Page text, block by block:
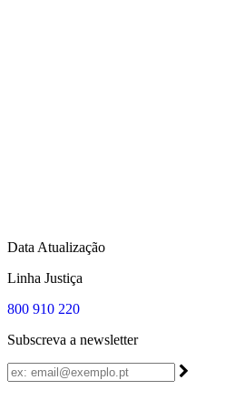
Data Atualização
Linha Justiça
800 910 220
Subscreva a newsletter